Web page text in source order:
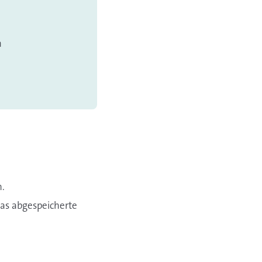
abgespeicherte